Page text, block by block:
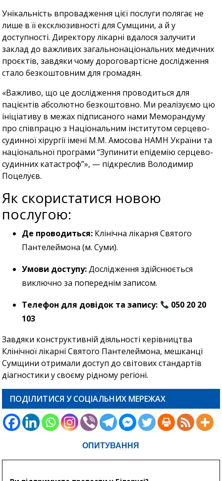
Унікальність впровадження цієї послуги полягає не
лише в її ексклюзивності для Сумщини, а й у
доступності. Директору лікарні вдалося залучити
заклад до важливих загальнонаціональних медичних
проєктів, завдяки чому дороговартісне дослідження
стало безкоштовним для громадян.
«Важливо, що це дослідження проводиться для
пацієнтів абсолютно безкоштовно. Ми реалізуємо цю
ініціативу в межах підписаного нами Меморандуму
про співпрацю з Національним інститутом серцево-
судинної хірургії імені М.М. Амосова НАМН України та
національної програми “Зупинити епідемію серцево-
судинних катастроф”», — підкреслив Володимир
Поцелуєв.
Як скористатися новою
послугою:
Де проводиться: Клінічна лікарня Святого
Пантелеймона (м. Суми).
Умови доступу:Дослідження здійснюється
виключно за попереднім записом.
Телефон для довідок та запису:
050 20 20
103
Завдяки конструктивній діяльності керівництва
Клінічної лікарні Святого Пантелеймона, мешканці
Сумщини отримали доступ до світових стандартів
діагностики у своєму рідному регіоні.
ПОДІЛИТИСЯ У СОЦІАЛЬНИХ МЕРЕЖАХ
ОПИТУВАННЯ